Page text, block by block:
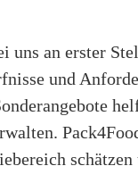
uns an erster
und